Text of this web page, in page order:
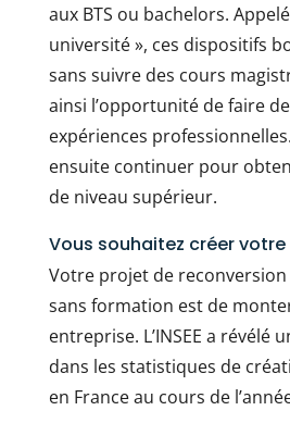
aux BTS ou bachelors.
université », ces dispositifs
sans suivre des cours
ainsi l’opportunité de faire
expériences
ensuite continuer pour
de niveau supérieur.
Vous souhaitez créer
Votre projet de
sans formation est de
entreprise. L’INSEE a révélé
dans les statistiques de
en France au cours de